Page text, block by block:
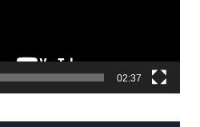
02:37